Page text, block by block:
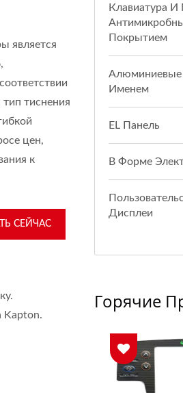
является
тиснения
цен,
к
СЕЙЧАС
Kapton.
Клавиатура
Покрытием
Алюминиевые
Именем
EL Панель
В Форме
Дисплеи
Горячие